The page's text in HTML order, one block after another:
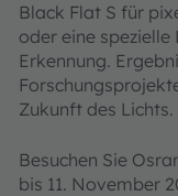
Black Flat S für
oder eine
Erkennung.
Zukunft des Lichts.
Besuchen Sie
bis 11. November